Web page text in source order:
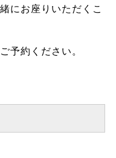
にお座りいただくこ
予約ください。